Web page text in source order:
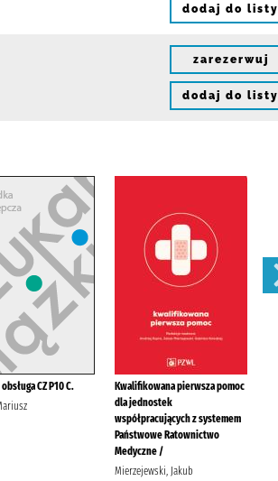
dodaj do listy
zarezerwuj
dodaj do listy
CZ P10 C.
Kwalifikowana pierwsza pomoc
dla jednostek
współpracujących z systemem
Państwowe Ratownictwo
Medyczne /
Mierzejewski, Jakub